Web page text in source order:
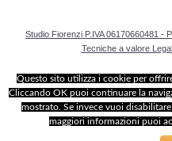
Bonifiche Digitali
Incident Response
Studio Fiorenzi P.IVA 06170660481 -
Tecniche a valore
Questo sito utilizza i cookie per
Cliccando OK puoi continuare la
mostrato. Se invece vuoi
maggiori informazioni puoi